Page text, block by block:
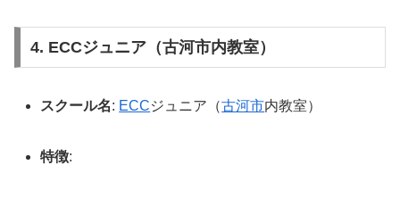
4. ECCジュニア（古河市内教室）
スクール名: ECCジュニア（古河市内教室）
特徴: